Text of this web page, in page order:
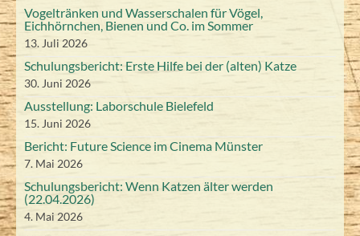
6
6
2
2
2
0
2
6
0
6
0
6
6
t
a
t
n
g
0
6
6
6
0
2
6
n
t
a
l
t
n
g
)
i
2
0
2
6
i
2
0
2
6
i
2
0
2
6
i
2
0
2
6
6
a
t
6
t
u
n
i
2
0
2
6
n
2
2
Vogeltränken und Wasserschalen für Vögel,
Eichhörnchen, Bienen und Co. im Sommer
13. Juli 2026
Schulungsbericht: Erste Hilfe bei der (alten) Katze
30. Juni 2026
Ausstellung: Laborschule Bielefeld
15. Juni 2026
Bericht: Future Science im Cinema Münster
7. Mai 2026
Schulungsbericht: Wenn Katzen älter werden
(22.04.2026)
4. Mai 2026